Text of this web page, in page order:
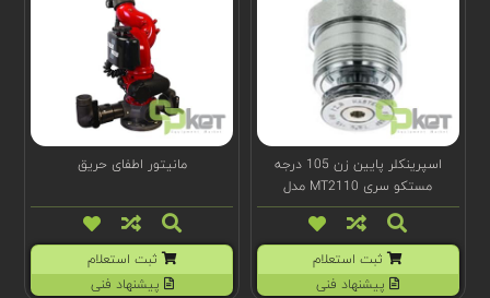
اسپرینکلر پایین زن 105 درجه
مستکو سری MT2110 مدل
MT2110-105
ثبت استعلام
پیشنهاد فنی
مانیتور اطفای حریق
ثبت استعلام
پیشنهاد فنی